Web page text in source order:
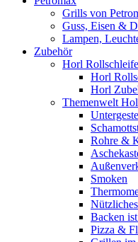
Grills von
Guss, Eisen &
Lampen,
Zubehör
Horl
Horl
Horl
Themenwelt
Rohre &
Smoken
Backen
Pizza &